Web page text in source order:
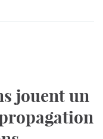
jouent un